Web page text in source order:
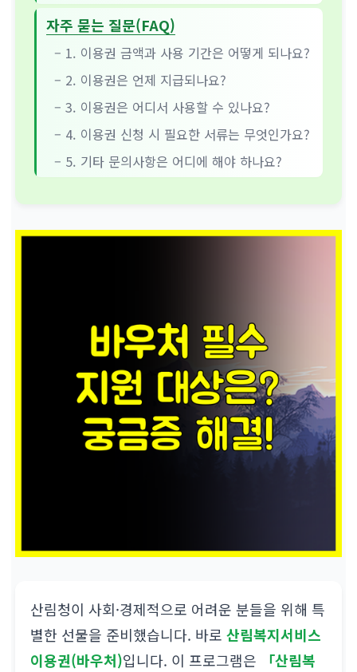
자주 묻는 질문(FAQ)
– 1. 이용권 금액과 사용 기간은 어떻게 되나요?
– 2. 이용권은 언제 지급되나요?
– 3. 이용권은 어디서 사용할 수 있나요?
– 4. 이용권 신청 시 필요한 서류는 무엇인가요?
– 5. 기타 문의사항은 어디에 해야 하나요?
산림청이 사회·경제적으로 어려운 분들을 위해 특
별한 선물을 준비했습니다. 바로산림복지서비스
이용권(바우처)입니다. 이 프로그램은
「산림복